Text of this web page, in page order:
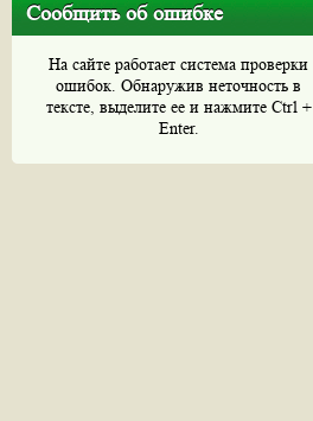
Сообщить об ошибке
На сайте работает система проверки
ошибок. Обнаружив неточность в
тексте, выделите ее и нажмите Ctrl +
Enter.